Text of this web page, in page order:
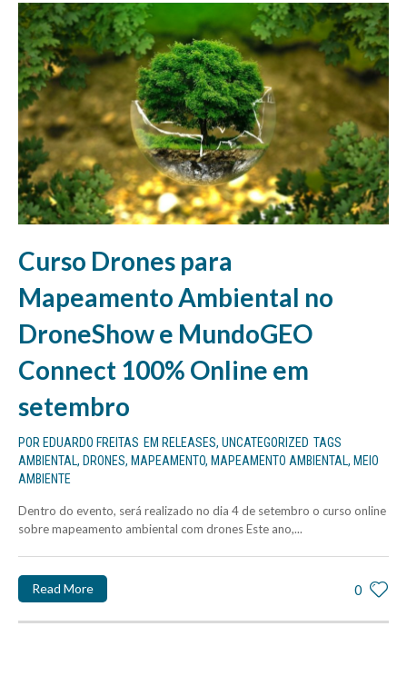
Curso Drones para
Mapeamento Ambiental no
DroneShow e MundoGEO
Connect 100% Online em
setembro
POR EDUARDO FREITAS EM RELEASES, UNCATEGORIZED TAGS
AMBIENTAL, DRONES, MAPEAMENTO, MAPEAMENTO AMBIENTAL, MEIO
AMBIENTE
Dentro do evento, será realizado no dia 4 de setembro o curso online
sobre mapeamento ambiental com drones Este ano,...
0
Read More